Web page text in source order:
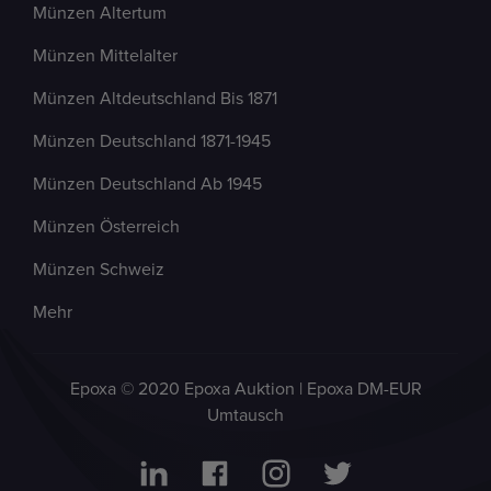
Münzen Altertum
Münzen Mittelalter
Münzen Altdeutschland Bis 1871
Münzen Deutschland 1871-1945
Münzen Deutschland Ab 1945
Münzen Österreich
Münzen Schweiz
Mehr
Epoxa © 2020 Epoxa Auktion | Epoxa DM-EUR
Umtausch